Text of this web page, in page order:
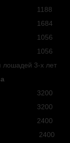
1188
1684
1056
1056
3-х лет
3200
3200
2400
2400